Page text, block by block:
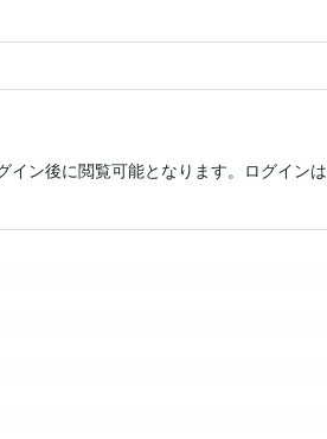
ン後に閲覧可能となります。ログインは